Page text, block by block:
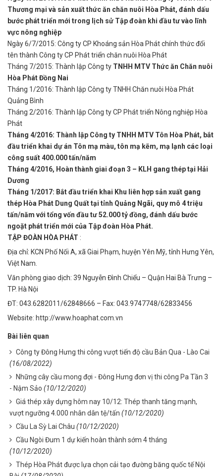
Thương mại và sản xuất thức ăn chăn nuôi Hòa Phát, đánh dấu
bước phát triển mới trong lịch sử Tập đoàn khi đầu tư vào lĩnh
vực nông nghiệp
Ngày 6/7/2015: Công ty CP Khoáng sản Hòa Phát chính thức đổi
tên thành Công ty CP Phát triển chăn nuôi Hòa Phát
Tháng 7/2015: Thành lập Công ty TNHH MTV Thức ăn Chăn nuôi
Hòa Phát Đồng Nai
Tháng 1/2016: Thành lập Công ty TNHH Chăn nuôi Hòa Phát
Quảng Bình
Tháng 2/2016: Thành lập Công ty CP Phát triển Nông nghiệp Hòa
Phát
Tháng 4/2016: Thành lập Công ty TNHH MTV Tôn Hòa Phát, bắt
đầu triển khai dự án Tôn mạ màu, tôn mạ kẽm, mạ lạnh các loại
công suất 400.000 tấn/năm
Tháng 4/2016, Hoàn thành giai đoạn 3 – KLH gang thép tại Hải
Dương
Tháng 1/2017: Bắt đầu triển khai Khu liên hợp sản xuất gang
thép Hòa Phát Dung Quất tại tỉnh Quảng Ngãi, quy mô 4 triệu
tấn/năm với tổng vốn đầu tư 52.000 tỷ đồng, đánh dấu bước
ngoặt phát triển mới của Tập đoàn Hòa Phát.
TẬP ĐOÀN HÒA PHÁT :
Địa chỉ: KCN Phố Nối A, xã Giai Phạm, huyện Yên Mỹ, tỉnh Hưng Yên,
Việt Nam.
Văn phòng giao dịch: 39 Nguyễn Đình Chiểu – Quận Hai Bà Trưng –
TP. Hà Nội
ĐT: 043.6282011/62848666 – Fax: 043.9747748/62833456
Website: http://www.hoaphat.com.vn
Bài liên quan
Công ty Đông Hưng thi công vượt tiến độ cầu Bản Qua - Lào Cai
(16/08/2022)
Những cây cầu mong đợi - Đông Hưng đơn vị thi công Pa Tần 3
- Nậm Sảo (10/12/2020)
Giá thép xây dựng hôm nay 10/12: Thép thanh tăng mạnh,
vượt ngưỡng 4.000 nhân dân tệ/tấn (10/12/2020)
Cầu La Sỳ Lai Châu (10/12/2020)
Cầu Ngòi Đum 1 dự kiến hoàn thành sớm 4 tháng
(10/12/2020)
Thép Hòa Phát được lựa chọn cải tạo đường băng quốc tế Nội